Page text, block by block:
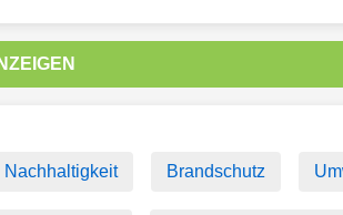
Nachhaltigkeit Brandschutz